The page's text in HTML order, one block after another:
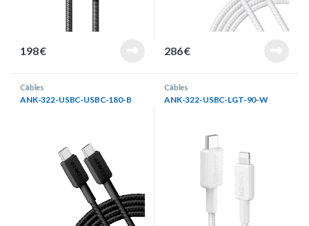
198€ 286€
Câbles
ANK-322-USBC-USBC-180-B
Câbles
ANK-322-USBC-LGT-90-W